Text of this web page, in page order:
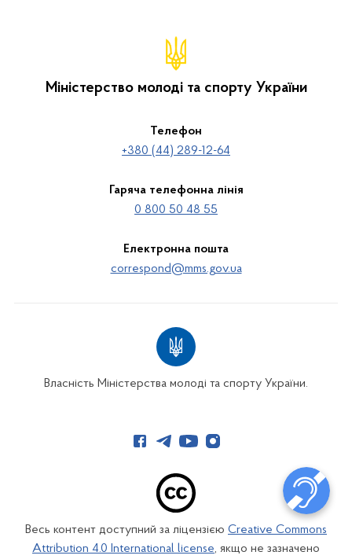
Міністерство молоді та спорту України
Телефон
+380 (44) 289-12-64
Гаряча телефонна лінія
0 800 50 48 55
Електронна пошта
correspond@mms.gov.ua
Власність Міністерства молоді та спорту України.
Весь контент доступний за ліцензією Creative Commons
Attribution 4.0 International license, якщо не зазначено